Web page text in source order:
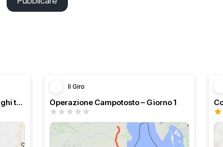
Giro della domenica - Passi e laghi tosco emiliani
Il Giro
Operazione Campotosto – Giorno 1